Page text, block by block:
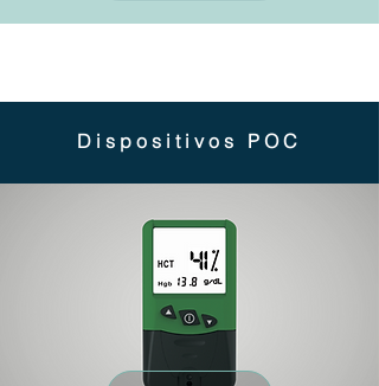
Dispositivos POC